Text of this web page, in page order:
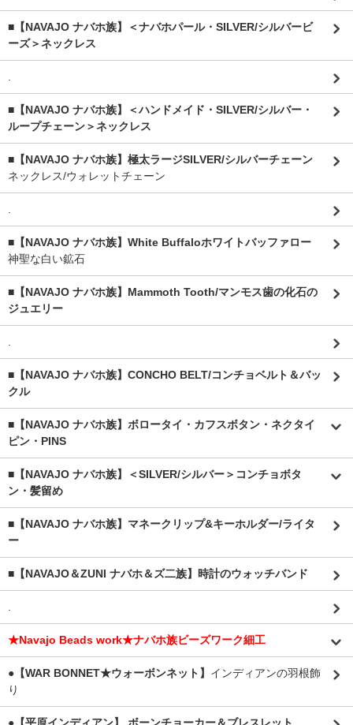
■【NAVAJO ナバホ族】＜ナバホパール・SILVER/シルバービ
ーズ＞ネックレス
.
■【NAVAJO ナバホ族】＜ハンドメイド・SILVER/シルバー・
ループチェーン＞ネックレス
■【NAVAJO ナバホ族】極太ラージSILVER/シルバーチェーン
ネックレス/ウォレットチェーン
.
■【NAVAJO ナバホ族】White Buffaloホワイトバッファロー
神聖な白い鉱石
■【NAVAJO ナバホ族】Mammoth Tooth/マンモス歯の化石の
ジュエリー
.
■【NAVAJO ナバホ族】CONCHO BELT/コンチョベルト＆バッ
クル
■【NAVAJO ナバホ族】ボロータイ・カフスボタン・ネクタイ
ピン・PINS
■【NAVAJO ナバホ族】＜SILVER/シルバー＞コンチョボタ
ン・髪留め
■【NAVAJO ナバホ族】マネークリップ&キーホルダー/ライタ
ー
■【NAVAJO＆ZUNI ナバホ＆ズ二族】時計のウォッチバンド
.
★Navajo Beads work★ナバホ族ビーズワーク細工
●【WAR BONNET★ウォーボンネット】 インディアンの羽根飾
り